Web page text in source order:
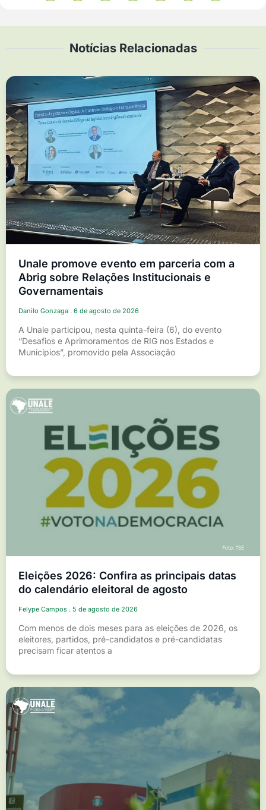
Notícias Relacionadas
Unale promove evento em parceria com a
Abrig sobre Relações Institucionais e
Governamentais
Danilo Gonzaga 6 de agosto de 2026
A Unale participou, nesta quinta-feira (6), do evento
“Desafios e Aprimoramentos de RIG nos Estados e
Municípios”, promovido pela Associação
Eleições 2026: Confira as principais datas
do calendário eleitoral de agosto
Felype Campos 5 de agosto de 2026
Com menos de dois meses para as eleições de 2026, os
eleitores, partidos, pré-candidatos e pré-candidatas
precisam ficar atentos a